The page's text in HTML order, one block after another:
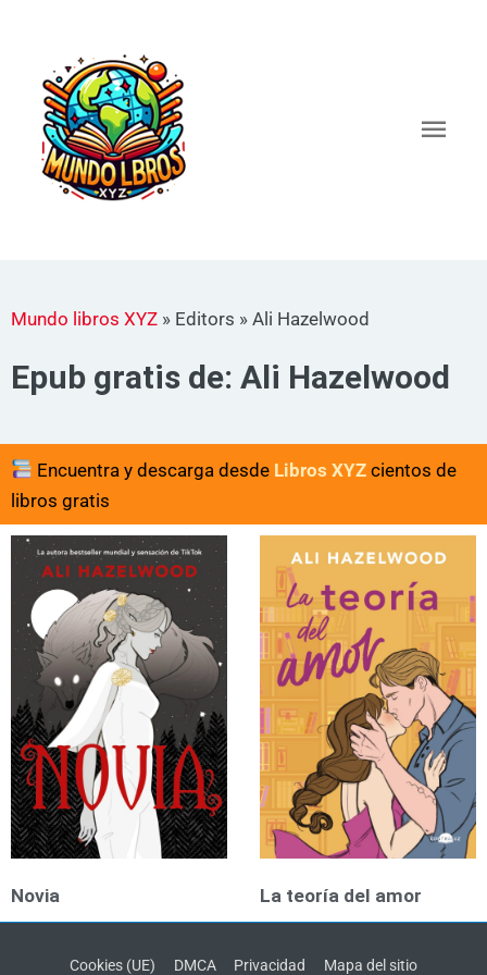
contenido
Mundo libros XYZ » Editors » Ali Hazelwood
Epub gratis de: Ali Hazelwood
Encuentra y descarga desde Libros XYZcientos de
libros gratis
Novia La teoría del amor
Cookies (UE) DMCA Privacidad Mapa del sitio